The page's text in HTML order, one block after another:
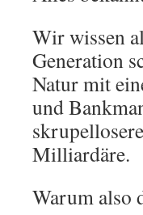
Wir wissen
Generation
Natur mit
und
Milliardäre.
Warum also